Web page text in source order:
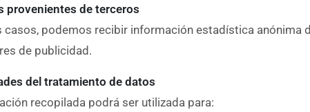
provenientes de terceros
casos, podemos recibir información estadística anónima
de publicidad.
del tratamiento de datos
recopilada podrá ser utilizada para: